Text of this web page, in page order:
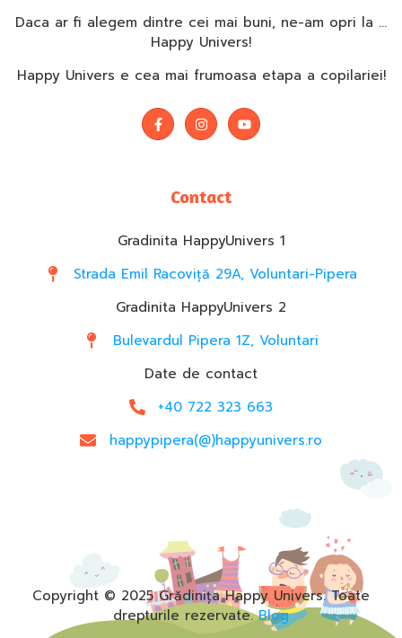
Daca ar fi alegem dintre cei mai buni, ne-am opri la …
Happy Univers!
Happy Univers e cea mai frumoasa etapa a copilariei!
Contact
Gradinita HappyUnivers 1
Strada Emil Racoviță 29A, Voluntari-Pipera
Gradinita HappyUnivers 2
Bulevardul Pipera 1Z, Voluntari
Date de contact
+40 722 323 663
happypipera(@)happyunivers.ro
Copyright © 2025 Grădinița Happy Univers. Toate
drepturile rezervate.Blog